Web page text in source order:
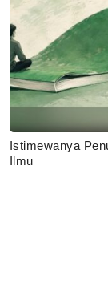
Istimewanya
Ilmu